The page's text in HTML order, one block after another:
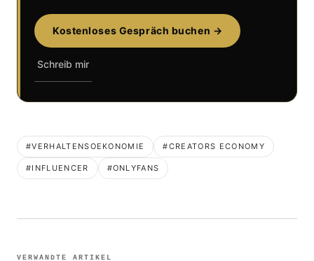
Kostenloses Gespräch buchen →
Schreib mir
#VERHALTENSOEKONOMIE #CREATORS ECONOMY
#INFLUENCER #ONLYFANS
VERWANDTE ARTIKEL